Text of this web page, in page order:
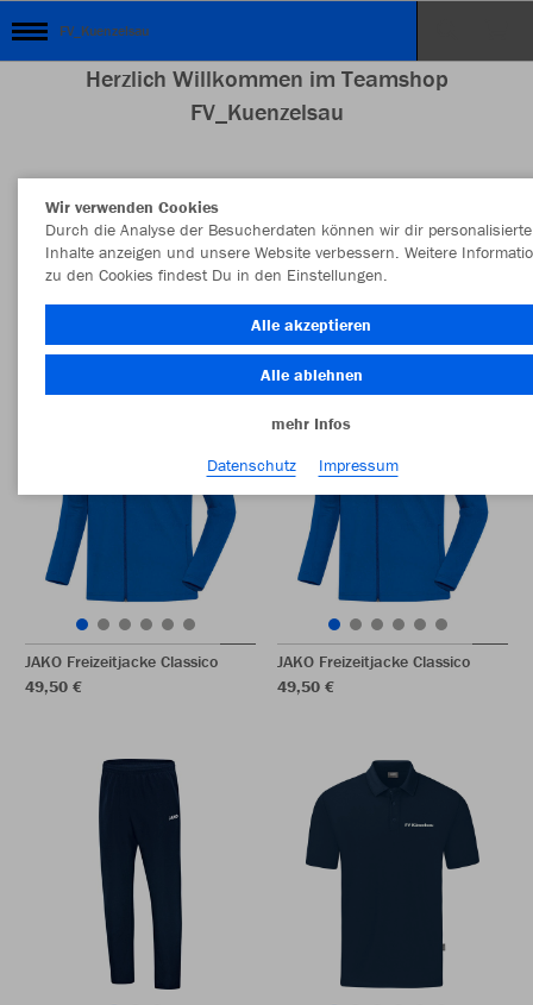
FV_Kuenzelsau
Herzlich Willkommen im Teamshop
FV_Kuenzelsau
Nachhaltig Farbe
JAKO Freizeitjacke Classico
49,50 €
JAKO Freizeitjacke Classico
49,50 €
Wir verwenden Cookies
Durch die Analyse der Besucherdaten können wir dir personalisierte
Inhalte anzeigen und unsere Website verbessern. Weitere
zu den Cookies findest Du in den Einstellungen.
Alle akzeptieren
Alle ablehnen
mehr Infos
Datenschutz
Impressum